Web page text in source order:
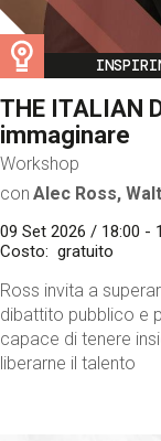
Image
THE ITALIAN
immaginare
Workshop
con Alec Ross,
09 Set 2026 / 18:00 -
Costo
gratuito
Ross invita a
dibattito pubblico e
capace di tenere
liberarne il talento